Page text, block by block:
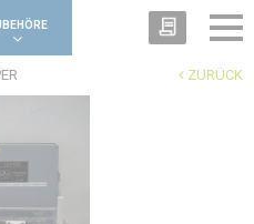
ZURÜCK